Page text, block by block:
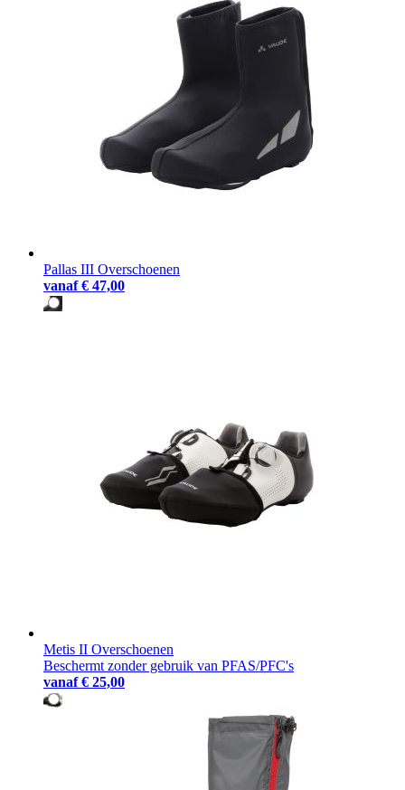
Pallas III Overschoenen
vanaf € 47,00
Metis II Overschoenen
Beschermt zonder gebruik van PFAS/PFC's
vanaf € 25,00